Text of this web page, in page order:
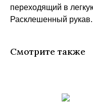
переходящий в
Расклешенный
Смотрите также